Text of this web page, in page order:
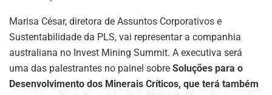
p
p
o
k
Marisa César, diretora de Assuntos Corporativos e
Sustentabilidade da PLS, vai representar a companhia
australiana no Invest Mining Summit. A executiva será
uma das palestrantes no painel sobre Soluções para o
Desenvolvimento dos Minerais Críticos, que terá também